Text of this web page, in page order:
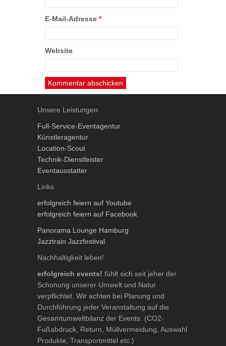
E-Mail-Adresse *
Website
Unsere Leistungen
Full-Service-Eventagentur
Künstleragentur
Location-Scout
Technik-Dienstleister
Eventausstatter
Links
erfolgreich feiern auf Youtube
erfolgreich feiern auf Facebook
Panorama Lounge Hamburg
Jazztrain Jazzfestival
Nachhaltigkeit leben!
erfolgreich events! fühlt sich seit jeher der
Schonung unserer Umwelt und Natur
verpflichtet. Wir achten bei Planung und
Durchführung jeder Veranstaltung auf die
Gesamtumweltbilanz der Events. (CO2-
Fußabdruck, Return, Müllvermeidung, Auswahl
Produkte, Transportmittel etc.)